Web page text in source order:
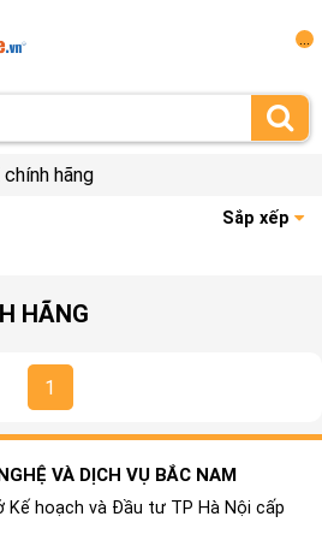
hãng
Sắp xếp
HÃNG
1
VÀ DỊCH VỤ BẮC NAM
Kế hoạch và Đầu tư TP Hà Nội cấp